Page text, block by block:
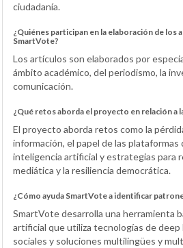
ciudadanía.
¿Quiénes participan en la elaboración de los
SmartVote?
Los artículos son elaborados por
ámbito académico, del periodismo, la
comunicación.
¿Qué retos aborda el proyecto en relación a
El proyecto aborda retos como la
información, el papel de las plataformas
inteligencia artificial y estrategias para
mediática y la resiliencia democrática.
¿Cómo ayuda SmartVote a identificar
SmartVote desarrolla una herramienta
artificial que utiliza tecnologías de deep
sociales y soluciones multilingües y